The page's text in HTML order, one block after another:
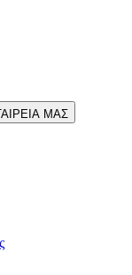
ΜΑΣ